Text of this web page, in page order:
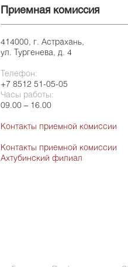
Приемная комиссия
414000, г. Астрахань,
ул. Тургенева, д. 4
Телефон:
+7 8512 51-05-05
Часы работы:
09.00 – 16.00
Контакты приемной комиссии
Контакты приемной комиссии
Ахтубинский филиал